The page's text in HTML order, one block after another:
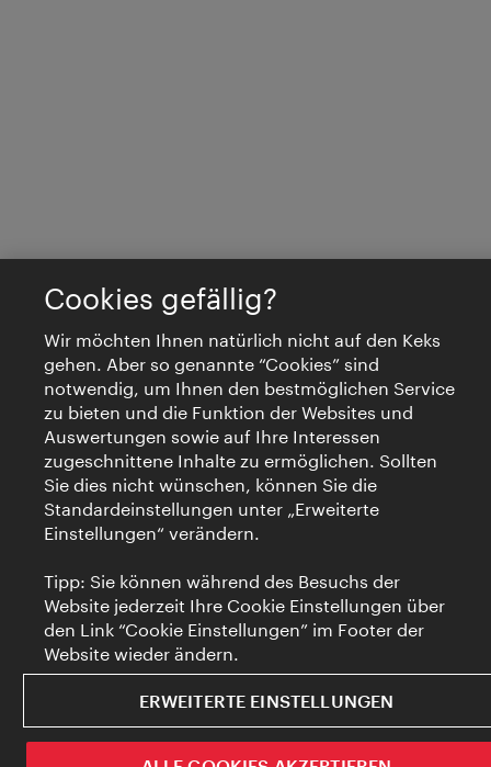
Cookies gefällig?
Wir möchten Ihnen natürlich nicht auf den Keks
gehen. Aber so genannte “Cookies” sind
notwendig, um Ihnen den bestmöglichen Service
zu bieten und die Funktion der Websites und
Auswertungen sowie auf Ihre Interessen
zugeschnittene Inhalte zu ermöglichen. Sollten
Sie dies nicht wünschen, können Sie die
Standardeinstellungen unter „Erweiterte
Einstellungen“ verändern.
Tipp: Sie können während des Besuchs der
Website jederzeit Ihre Cookie Einstellungen über
den Link “Cookie Einstellungen” im Footer der
Website wieder ändern.
ERWEITERTE EINSTELLUNGEN